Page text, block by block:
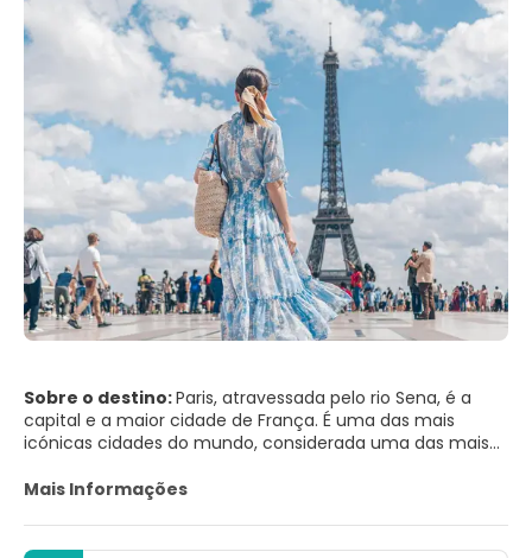
Sobre o destino:Paris, atravessada pelo rio Sena, é a
capital e a maior cidade de França. É uma das mais
icónicas cidades do mundo, considerada uma das mais
de Cidade do Amor. Paris possui lugares históricos,
maravilhosos, parques e museus de modo a satisfazer
Mais Informações